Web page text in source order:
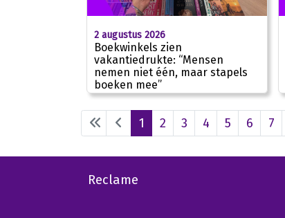
2 augustus 2026
Boekwinkels zien
vakantiedrukte: “Mensen
nemen niet één, maar stapels
boeken mee”
1 2 3 4 5 6 7
Reclame